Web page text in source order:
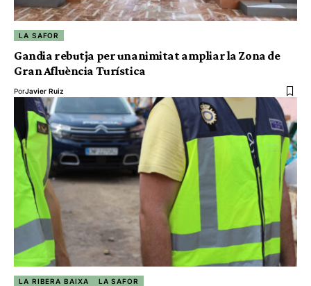
LA SAFOR
Gandia rebutja per unanimitat ampliar la Zona de
Gran Afluència Turística
PorJavier Ruiz
LA RIBERA BAIXA LA SAFOR